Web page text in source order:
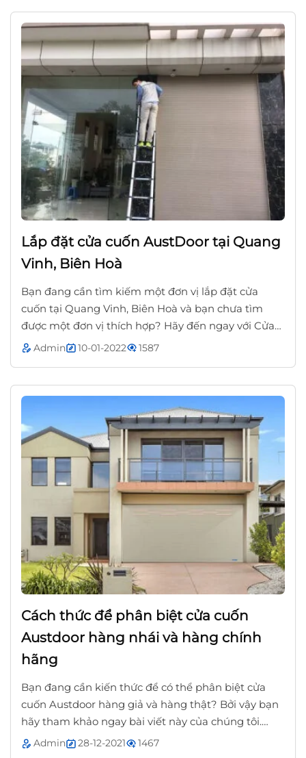
Lắp đặt cửa cuốn AustDoor tại Quang
Vinh, Biên Hoà
Bạn đang cần tìm kiếm một đơn vị lắp đặt cửa
cuốn tại Quang Vinh, Biên Hoà và bạn chưa tìm
được một đơn vị thích hợp? Hãy đến ngay với Cửa
Cuốn Biên Hoà Đồng Nai, đảm bảo chúng tôi...
Admin 10-01-2022 1587
Cách thức để phân biệt cửa cuốn
Austdoor hàng nhái và hàng chính
hãng
Bạn đang cần kiến thức để có thể phân biệt cửa
cuốn Austdoor hàng giả và hàng thật? Bởi vậy bạn
hãy tham khảo ngay bài viết này của chúng tôi.
Đảm bảo bạn có thể phân biệt cửa cuốn...
Admin 28-12-2021 1467